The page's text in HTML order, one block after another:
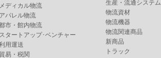
メディカル物流
アパレル物流
市・館内物流
スタートアップ･ベンチャー
用運送
貿易・税関
生産・流通システム
物流資材
物流機器
物流関連商品
新商品
トラック